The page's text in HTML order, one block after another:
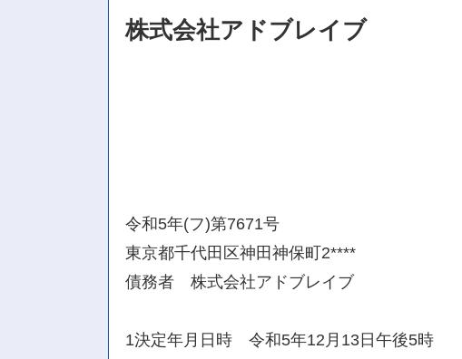
株式会社アドブレイブ
令和5年(フ)第7671号
東京都千代田区神田神保町2****
債務者 株式会社アドブレイブ
1決定年月日時 令和5年12月13日午後5時